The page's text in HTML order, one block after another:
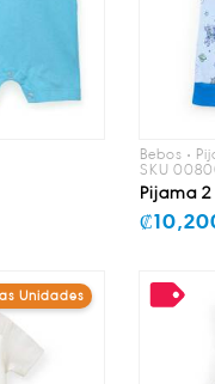
Bebos •
SKU
Pijama 2
Unidades